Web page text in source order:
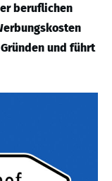
beruflichen
und führt